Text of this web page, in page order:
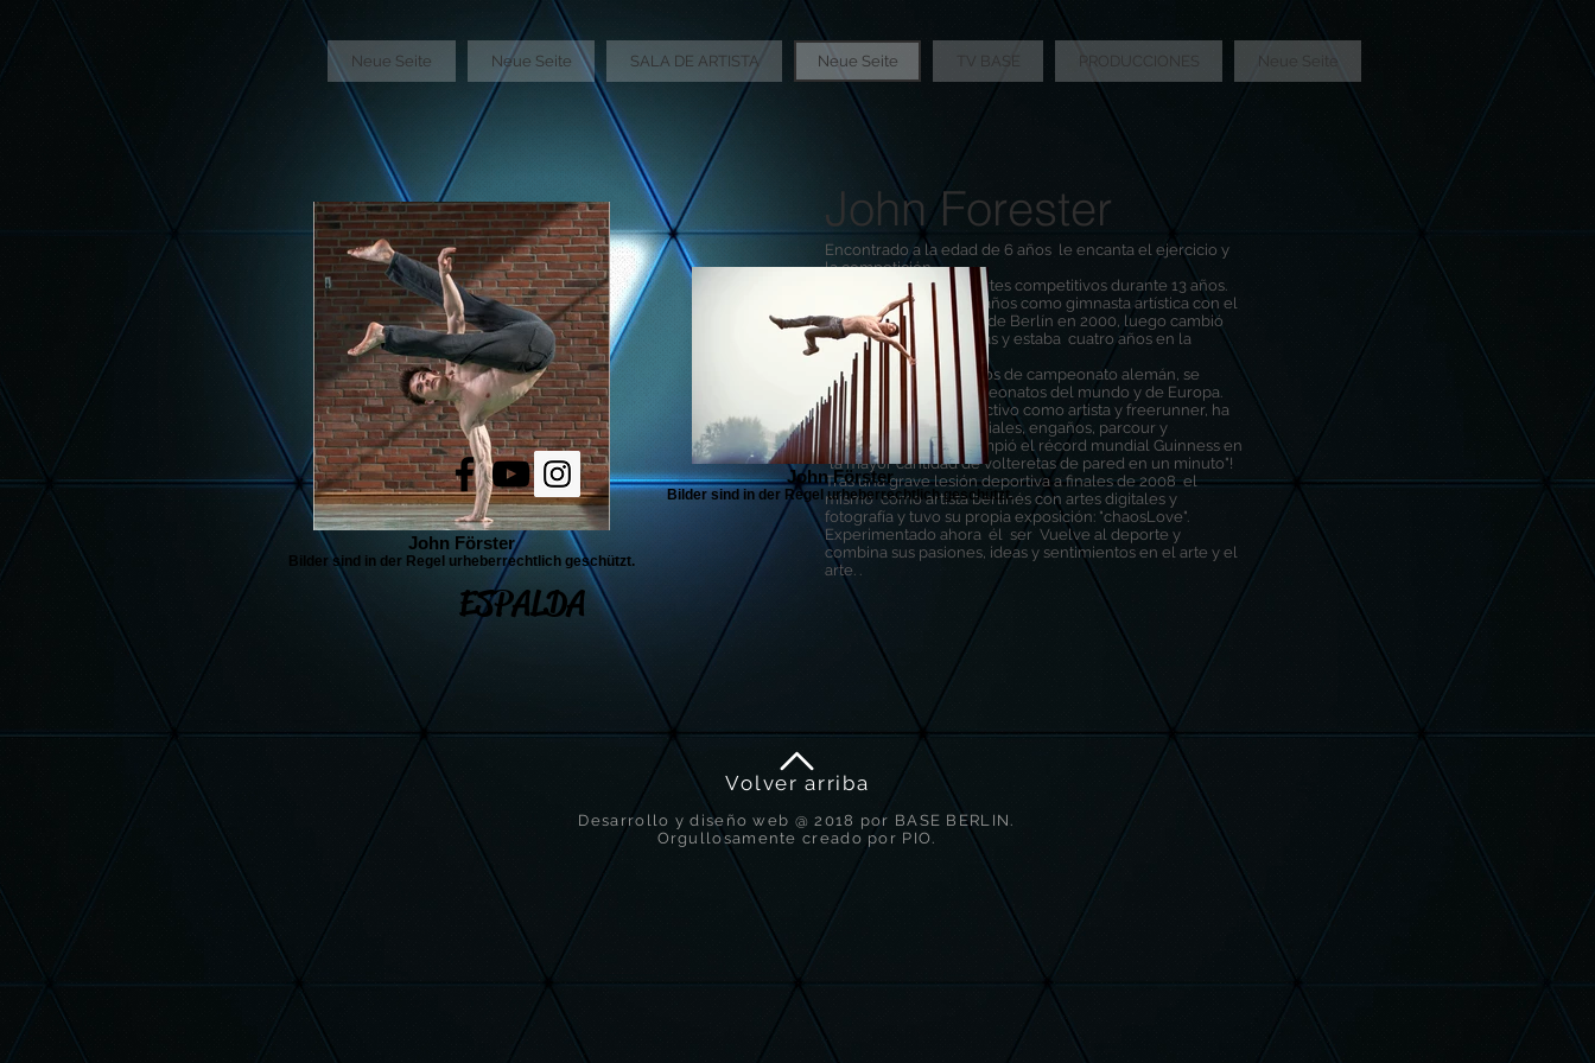
Neue Seite Neue Seite SALA DE ARTISTA Neue Seite TV BASE PRODUCCIONES Neue Seite
John Forester
Encontrado a la edad de 6 años le encanta el ejercicio y
la competición.
Estuvo activo en deportes competitivos durante 13 años.
En primer lugar siete años como gimnasta artística con el
título del campeonato de Berlín en 2000, luego cambió
él practicaba acrobacias y estaba cuatro años en la
selección alemana.
Además de varios títulos de campeonato alemán, se
llevó calor dos Campeonatos del mundo y de Europa.
Desde 2007 John es activo como artista y freerunner, ha
participa en artes marciales, engaños, parcour y
acrobacias y tiene ¡rompió el récord mundial Guinness en
"la mayor cantidad de volteretas de pared en un minuto"!
Tras una grave lesión deportiva a finales de 2008 el
mismo como artista berlinés con artes digitales y
fotografía y tuvo su propia exposición: "chaosLove".
Experimentado ahora él ser Vuelve al deporte y
combina sus pasiones, ideas y sentimientos en el arte y el
arte. .
John Förster
Bilder sind in der Regel urheberrechtlich geschützt.
John Förster
Bilder sind in der Regel urheberrechtlich geschützt.
ESPALDA
Volver arriba
Desarrollo y diseño web @ 2018 por BASE BERLIN.
Orgullosamente creado por PIO.